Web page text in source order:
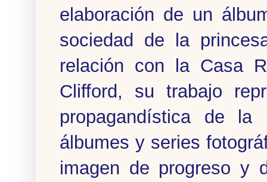
elaboración de un
sociedad de la
relación con la Casa
Clifford, su trabajo
propagandística de
álbumes y series
imagen de progreso y